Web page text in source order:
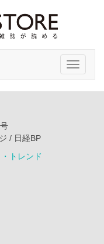
Toggle
/ 日経BP
トレンド